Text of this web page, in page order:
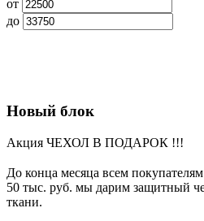
от
до
Новый блок
Акция ЧЕХОЛ В ПОДАРОК !!!
До конца месяца всем
50 тыс. руб. мы дарим защитный
ткани.